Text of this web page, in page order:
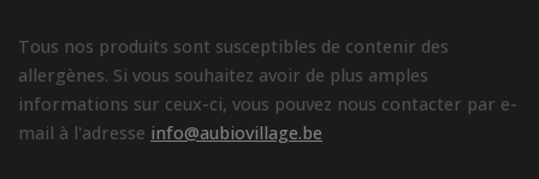
Tous nos produits sont susceptibles de contenir des
allergènes. Si vous souhaitez avoir de plus amples
informations sur ceux-ci, vous pouvez nous contacter par e-
mail à l'adresse info@aubiovillage.be